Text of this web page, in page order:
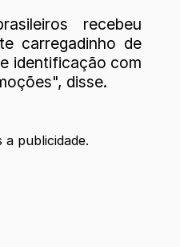
recebeu
carregadinho de
identificação com
disse.
publicidade.